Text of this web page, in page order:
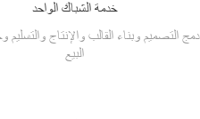
خدمة الشباك الواحد
دمج التصميم وبناء القالب والإنتاج والتسليم
البيع